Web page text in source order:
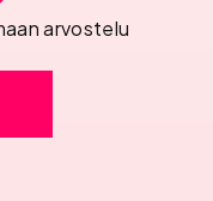
arvostelu